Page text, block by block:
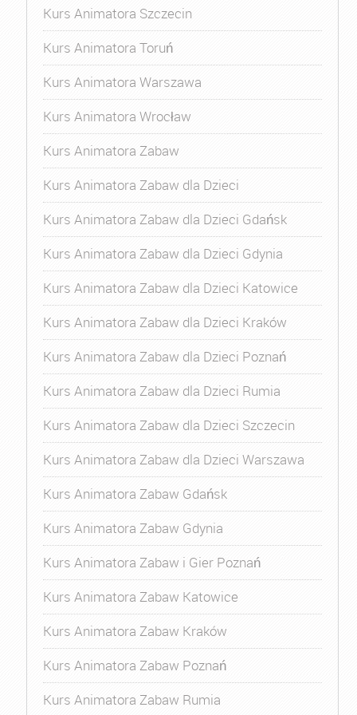
Kurs Animatora Szczecin
Kurs Animatora Toruń
Kurs Animatora Warszawa
Kurs Animatora Wrocław
Kurs Animatora Zabaw
Kurs Animatora Zabaw dla Dzieci
Kurs Animatora Zabaw dla Dzieci Gdańsk
Kurs Animatora Zabaw dla Dzieci Gdynia
Kurs Animatora Zabaw dla Dzieci Katowice
Kurs Animatora Zabaw dla Dzieci Kraków
Kurs Animatora Zabaw dla Dzieci Poznań
Kurs Animatora Zabaw dla Dzieci Rumia
Kurs Animatora Zabaw dla Dzieci Szczecin
Kurs Animatora Zabaw dla Dzieci Warszawa
Kurs Animatora Zabaw Gdańsk
Kurs Animatora Zabaw Gdynia
Kurs Animatora Zabaw i Gier Poznań
Kurs Animatora Zabaw Katowice
Kurs Animatora Zabaw Kraków
Kurs Animatora Zabaw Poznań
Kurs Animatora Zabaw Rumia